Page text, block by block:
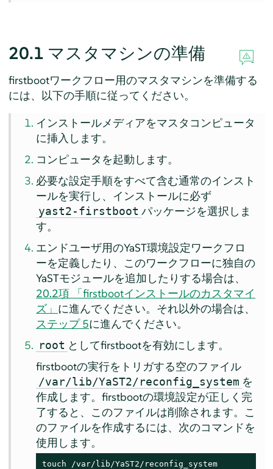
20.1 マスタマシンの準備
firstbootワークフロー用のマスタマシンを準備する
には、以下の手順に従ってください。
インストールメディアをマスタコンピュータ
に挿入します。
コンピュータを起動します。
必要な設定手順をすべて含む通常のインスト
ールを実行し、インストールに必ず
yast2-firstboot パッケージを選択しま
す。
エンドユーザ用のYaST環境設定ワークフロ
ーを定義したり、このワークフローに独自の
YaSTモジュールを追加したりする場合は、
20.2項 「firstbootインストールのカスタマイ
ズ」 に進んでください。それ以外の場合は、
ステップ 5に進んでください。
root としてfirstbootを有効にします。
firstbootの実行をトリガする空のファイル
/var/lib/YaST2/reconfig_system を
作成します。firstbootの環境設定が正しく完
了すると、このファイルは削除されます。こ
のファイルを作成するには、次のコマンドを
使用します。
touch /var/lib/YaST2/reconfig_system